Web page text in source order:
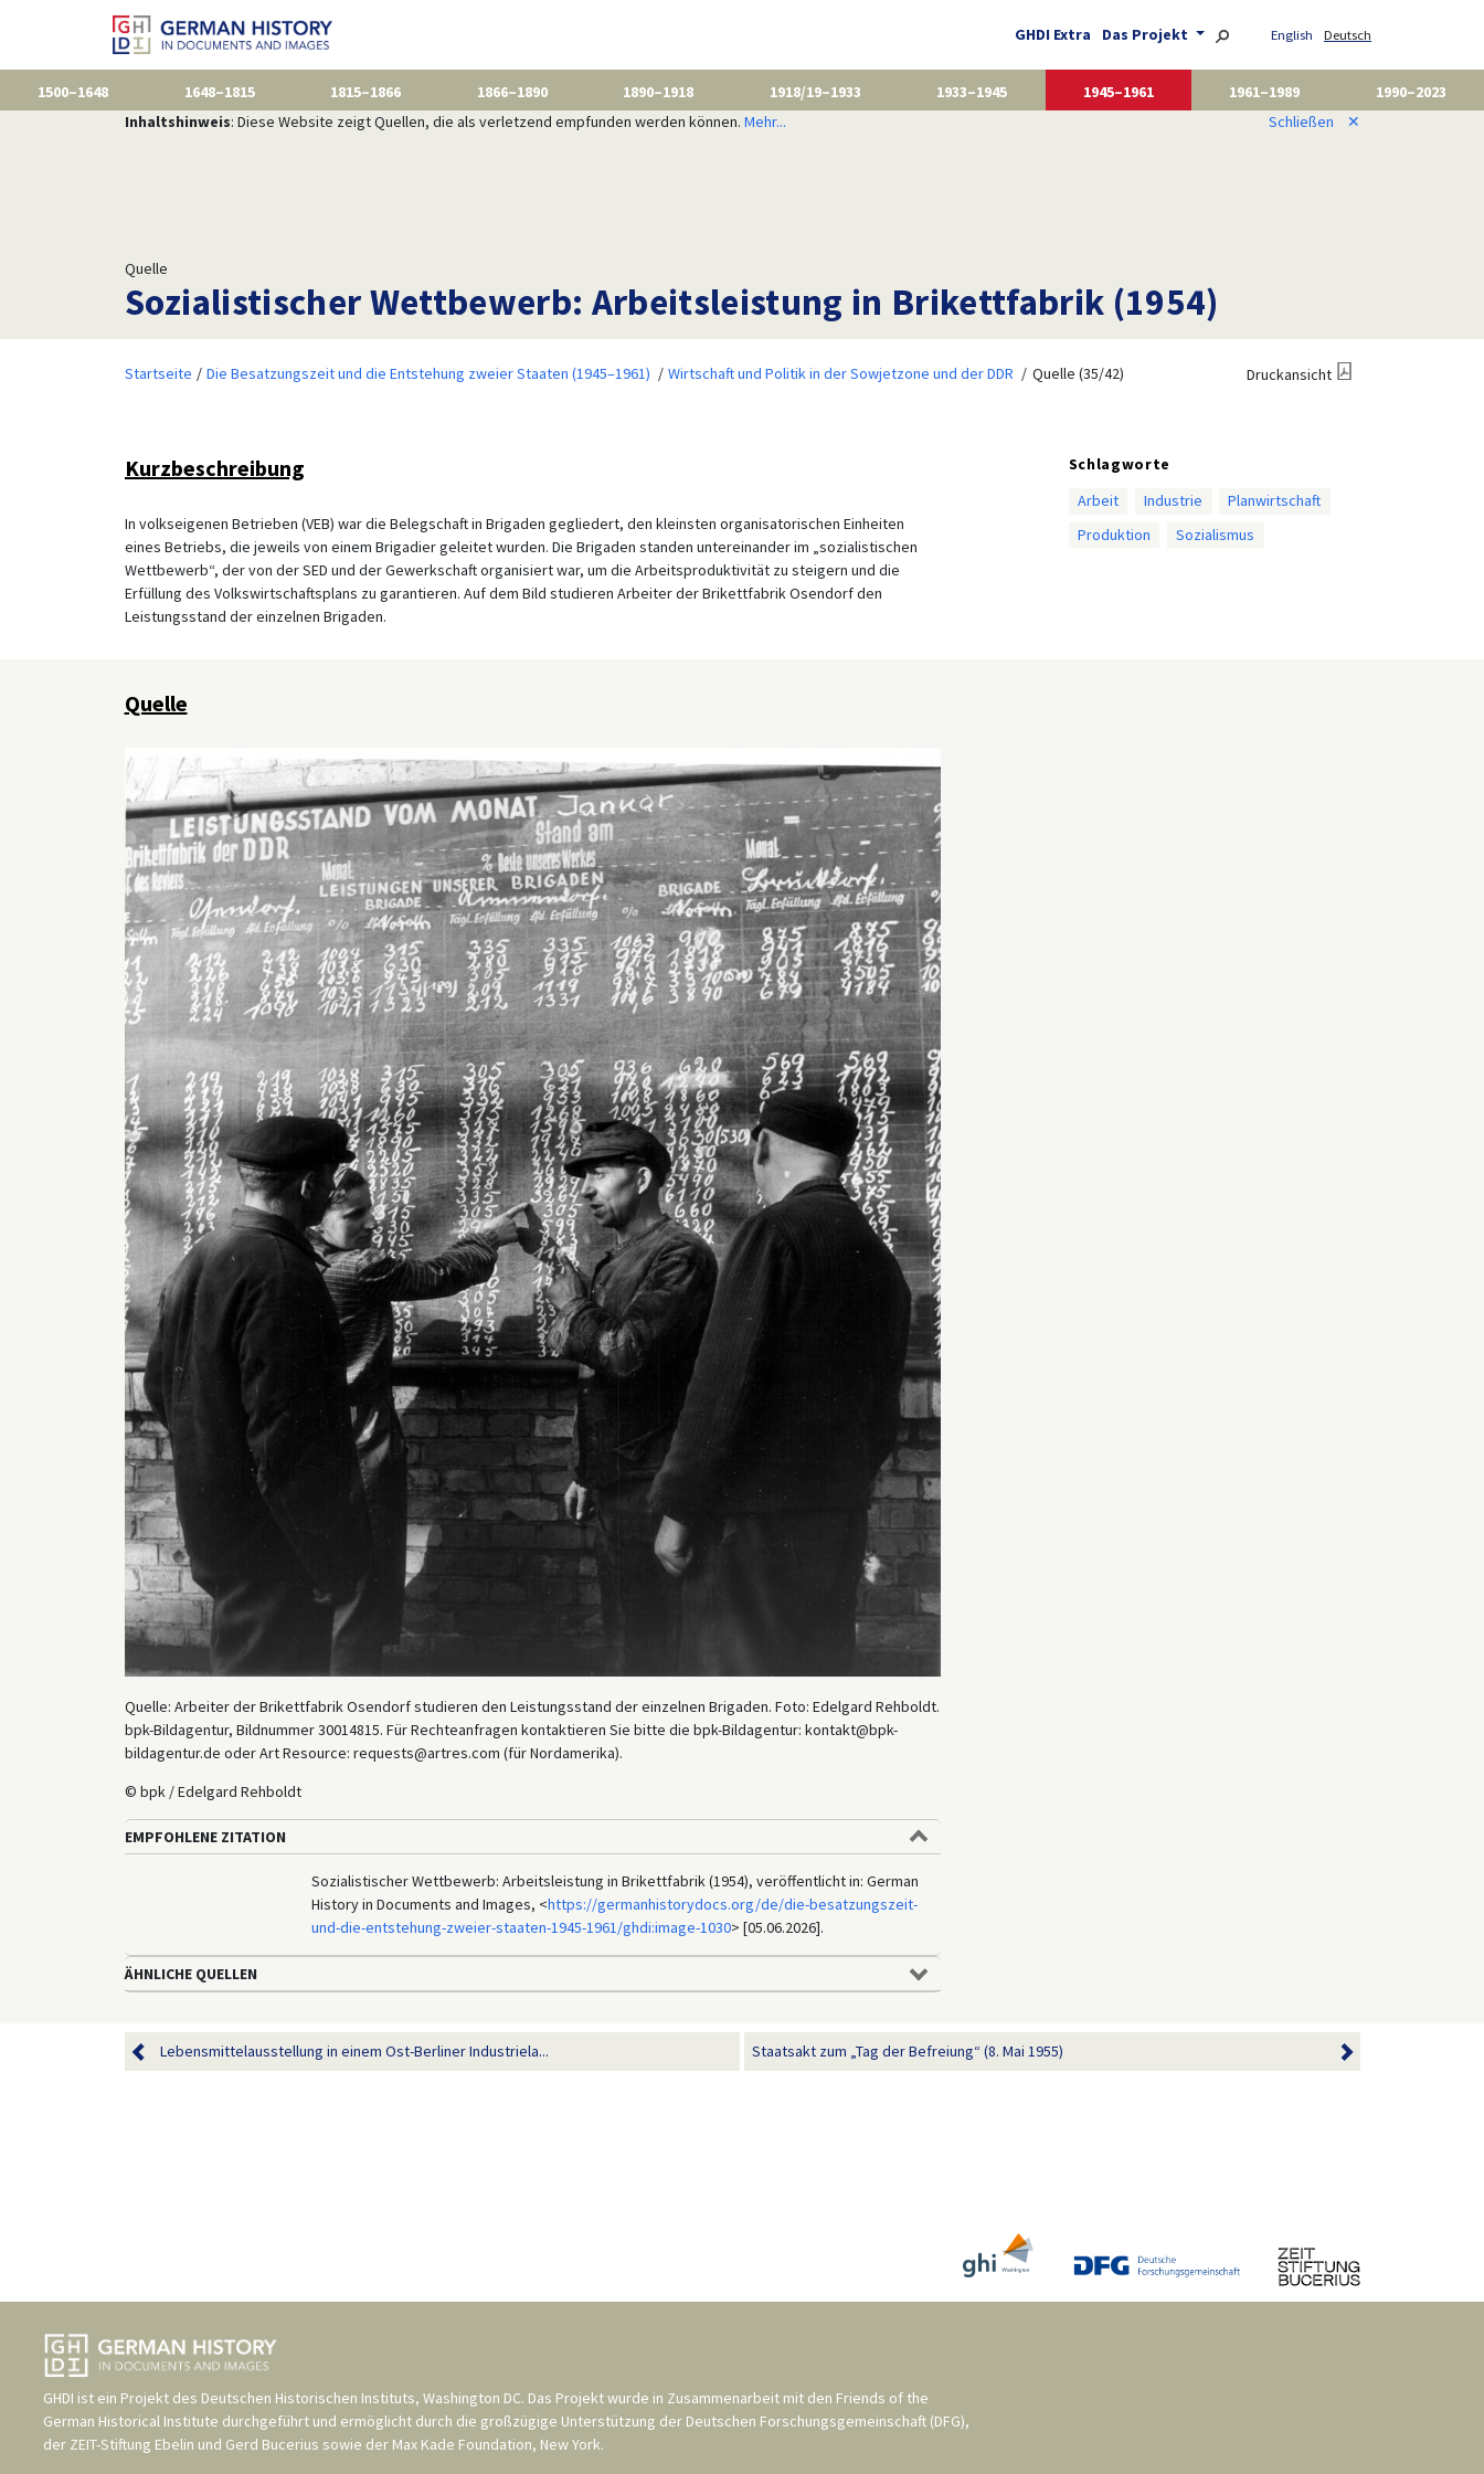
GHDI Extra Das Projekt English Deutsch
1500–1648 1648–1815 1815–1866 1866–1890 1890–1918 1918/19–1933 1933–1945 1945–1961 1961–1989
1990–2023
Inhaltshinweis: Diese Website zeigt Quellen, die als verletzend empfunden werden können. Mehr... Schließen ✕
Quelle
Sozialistischer Wettbewerb: Arbeitsleistung in Brikettfabrik (1954)
Startseite Die Besatzungszeit und die Entstehung zweier Staaten (1945–1961) Wirtschaft und Politik in der Sowjetzone und der DDR Quelle (35/42) Druckansicht
Kurzbeschreibung
In volkseigenen Betrieben (VEB) war die Belegschaft in Brigaden gegliedert, den kleinsten organisatorischen Einheiten
eines Betriebs, die jeweils von einem Brigadier geleitet wurden. Die Brigaden standen untereinander im „sozialistischen
Wettbewerb“, der von der SED und der Gewerkschaft organisiert war, um die Arbeitsproduktivität zu steigern und die
Erfüllung des Volkswirtschaftsplans zu garantieren. Auf dem Bild studieren Arbeiter der Brikettfabrik Osendorf den
Leistungsstand der einzelnen Brigaden.
Schlagworte
Arbeit
Industrie
Planwirtschaft
Produktion
Sozialismus
Quelle
Quelle: Arbeiter der Brikettfabrik Osendorf studieren den Leistungsstand der einzelnen Brigaden. Foto: Edelgard Rehboldt.
bpk-Bildagentur, Bildnummer 30014815. Für Rechteanfragen kontaktieren Sie bitte die bpk-Bildagentur: kontakt@bpk-
bildagentur.de oder Art Resource: requests@artres.com (für Nordamerika).
© bpk / Edelgard Rehboldt
EMPFOHLENE ZITATION
Sozialistischer Wettbewerb: Arbeitsleistung in Brikettfabrik (1954), veröffentlicht in: German
History in Documents and Images, <https://germanhistorydocs.org/de/die-besatzungszeit-
und-die-entstehung-zweier-staaten-1945-1961/ghdi:image-1030> [05.06.2026].
ÄHNLICHE QUELLEN
Lebensmittelausstellung in einem Ost-Berliner Industriela... Staatsakt zum „Tag der Befreiung“ (8. Mai 1955)
GHDI ist ein Projekt des Deutschen Historischen Instituts, Washington DC. Das Projekt wurde in Zusammenarbeit mit den Friends of the
German Historical Institute durchgeführt und ermöglicht durch die großzügige Unterstützung der Deutschen Forschungsgemeinschaft (DFG),
der ZEIT-Stiftung Ebelin und Gerd Bucerius sowie der Max Kade Foundation, New York.